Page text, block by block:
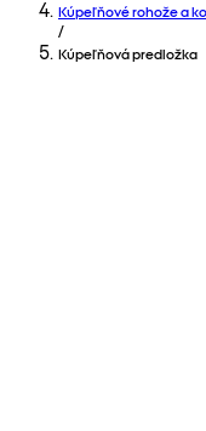
Kúpeľňové rohože a
/
Kúpeľňová predložka